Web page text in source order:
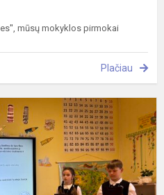
mūsų mokyklos pirmokai
Plačiau